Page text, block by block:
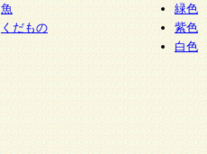
魚
くだもの
緑色
紫色
白色